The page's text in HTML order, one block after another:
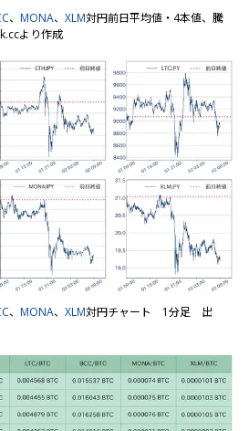
、 MONA、 XLM対円前日平均値・4本値、騰
より作成
、 MONA、 XLM対円チャート 1分足 出